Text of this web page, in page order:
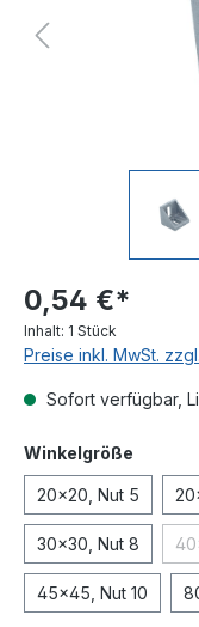
0,54 €*
Inhalt: 1 Stück
Preise inkl. MwSt.
Sofort verfügbar,
Winkelgröße
20x20, Nut 5
30x30, Nut 8
45x45, Nut 10